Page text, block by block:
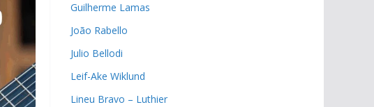
Guilherme Lamas
João Rabello
Julio Bellodi
Leif-Ake Wiklund
Lineu Bravo – Luthier